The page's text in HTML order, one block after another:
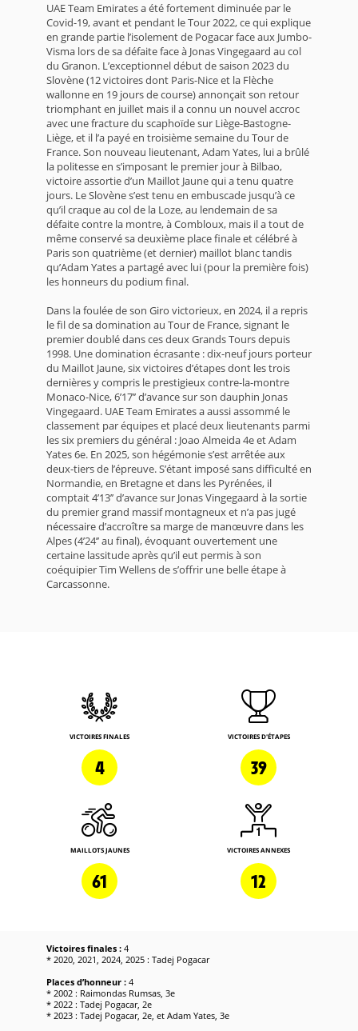
UAE Team Emirates a été fortement diminuée par le
Covid-19, avant et pendant le Tour 2022, ce qui explique
en grande partie l’isolement de Pogacar face aux Jumbo-
Visma lors de sa défaite face à Jonas Vingegaard au col
du Granon. L’exceptionnel début de saison 2023 du
Slovène (12 victoires dont Paris-Nice et la Flèche
wallonne en 19 jours de course) annonçait son retour
triomphant en juillet mais il a connu un nouvel accroc
avec une fracture du scaphoïde sur Liège-Bastogne-
Liège, et il l’a payé en troisième semaine du Tour de
France. Son nouveau lieutenant, Adam Yates, lui a brûlé
la politesse en s’imposant le premier jour à Bilbao,
victoire assortie d’un Maillot Jaune qui a tenu quatre
jours. Le Slovène s’est tenu en embuscade jusqu’à ce
qu’il craque au col de la Loze, au lendemain de sa
défaite contre la montre, à Combloux, mais il a tout de
même conservé sa deuxième place finale et célébré à
Paris son quatrième (et dernier) maillot blanc tandis
qu’Adam Yates a partagé avec lui (pour la première fois)
les honneurs du podium final.
Dans la foulée de son Giro victorieux, en 2024, il a repris
le fil de sa domination au Tour de France, signant le
premier doublé dans ces deux Grands Tours depuis
1998. Une domination écrasante : dix-neuf jours porteur
du Maillot Jaune, six victoires d’étapes dont les trois
dernières y compris le prestigieux contre-la-montre
Monaco-Nice, 6’17’’ d’avance sur son dauphin Jonas
Vingegaard. UAE Team Emirates a aussi assommé le
classement par équipes et placé deux lieutenants parmi
les six premiers du général : Joao Almeida 4e et Adam
Yates 6e. En 2025, son hégémonie s’est arrêtée aux
deux-tiers de l’épreuve. S’étant imposé sans difficulté en
Normandie, en Bretagne et dans les Pyrénées, il
comptait 4’13’’ d’avance sur Jonas Vingegaard à la sortie
du premier grand massif montagneux et n’a pas jugé
nécessaire d’accroître sa marge de manœuvre dans les
Alpes (4’24’’ au final), évoquant ouvertement une
certaine lassitude après qu’il eut permis à son
coéquipier Tim Wellens de s’offrir une belle étape à
Carcassonne.
VICTOIRES FINALES
4
VICTOIRES D'ÉTAPES
39
MAILLOTS JAUNES
61
VICTOIRES ANNEXES
12
Victoires finales : 4
* 2020, 2021, 2024, 2025 : Tadej Pogacar
Places d’honneur : 4
* 2002 : Raimondas Rumsas, 3e
* 2022 : Tadej Pogacar, 2e
* 2023 : Tadej Pogacar, 2e, et Adam Yates, 3e